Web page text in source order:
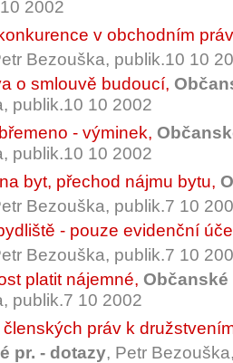
2002
v obchodním
Bezouška, publik.10 10
o smlouvě budoucí,
publik.10 10 2002
- výminek,
publik.10 10 2002
byt, přechod nájmu bytu,
Bezouška, publik.7 10
- pouze evidenční
Bezouška, publik.7 10
platit nájemné, Občanské
publik.7 10 2002
členských práv k
pr. - dotazy, Petr